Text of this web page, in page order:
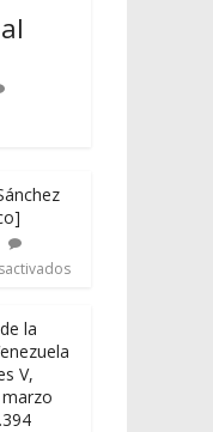
la
V,